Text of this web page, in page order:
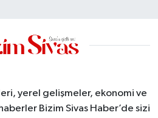
yerel gelişmeler, ekonomi ve
Bizim Sivas Haber’de sizi